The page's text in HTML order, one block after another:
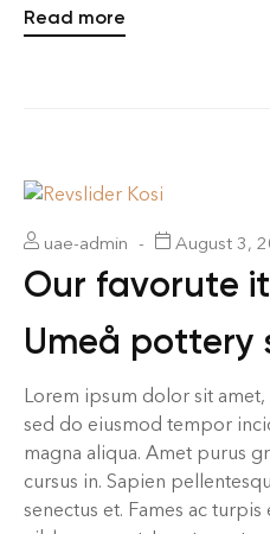
Read more
uae-admin August 3,
Our favorute
Umeå pottery
Lorem ipsum dolor sit
sed do eiusmod tempor
magna aliqua. Amet purus
cursus in. Sapien
senectus et. Fames ac